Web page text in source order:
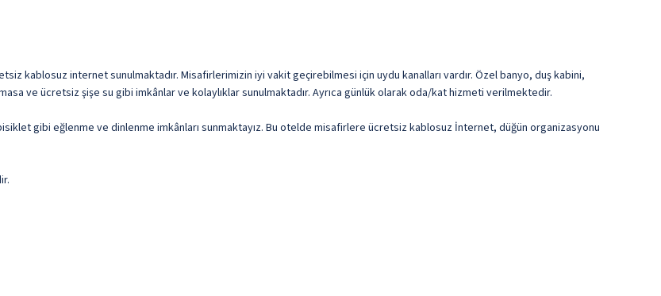
kablosuz internet sunulmaktadır. Misafirlerimizin iyi vakit geçirebilmesi için uydu kanalları vardır. Özel banyo, duş kabini,
ve ücretsiz şişe su gibi imkânlar ve kolaylıklar sunulmaktadır. Ayrıca günlük olarak oda/kat hizmeti verilmektedir.
gibi eğlenme ve dinlenme imkânları sunmaktayız. Bu otelde misafirlere ücretsiz kablosuz İnternet, düğün organizasyonu